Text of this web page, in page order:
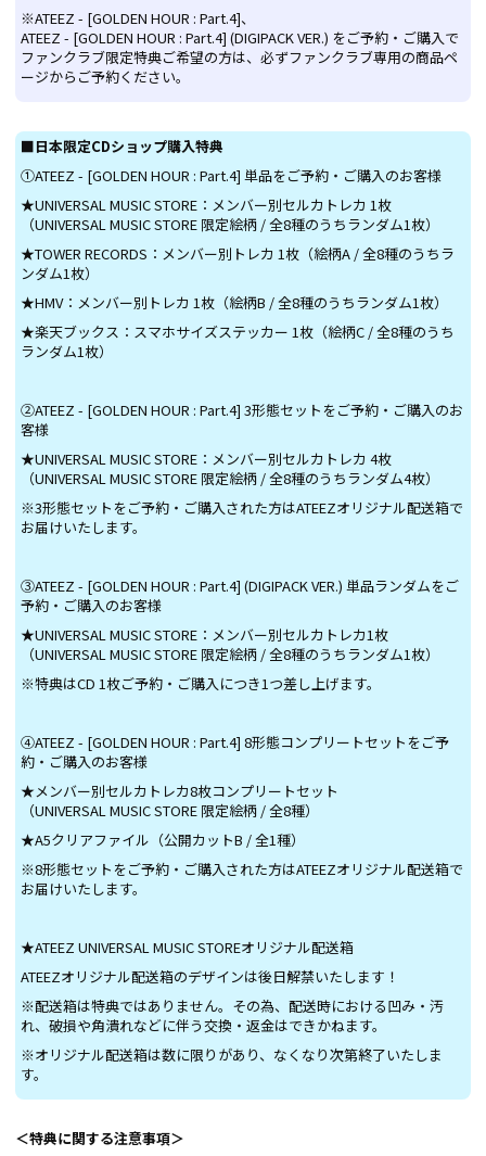
※ATEEZ - [GOLDEN HOUR : Part.4]、
ATEEZ - [GOLDEN HOUR : Part.4] (DIGIPACK VER.) をご予約・ご購入で
ファンクラブ限定特典ご希望の方は、必ずファンクラブ専用の商品ペ
ージからご予約ください。
■日本限定CDショップ購入特典
①ATEEZ - [GOLDEN HOUR : Part.4] 単品をご予約・ご購入のお客様
★UNIVERSAL MUSIC STORE：メンバー別セルカトレカ 1枚
（UNIVERSAL MUSIC STORE 限定絵柄 / 全8種のうちランダム1枚）
★TOWER RECORDS：メンバー別トレカ 1枚（絵柄A / 全8種のうちラ
ンダム1枚）
★HMV：メンバー別トレカ 1枚（絵柄B / 全8種のうちランダム1枚）
★楽天ブックス：スマホサイズステッカー 1枚（絵柄C / 全8種のうち
ランダム1枚）
②ATEEZ - [GOLDEN HOUR : Part.4] 3形態セットをご予約・ご購入のお
客様
★UNIVERSAL MUSIC STORE：メンバー別セルカトレカ 4枚
（UNIVERSAL MUSIC STORE 限定絵柄 / 全8種のうちランダム4枚）
※3形態セットをご予約・ご購入された方はATEEZオリジナル配送箱で
お届けいたします。
③ATEEZ - [GOLDEN HOUR : Part.4] (DIGIPACK VER.) 単品ランダムをご
予約・ご購入のお客様
★UNIVERSAL MUSIC STORE：メンバー別セルカトレカ1枚
（UNIVERSAL MUSIC STORE 限定絵柄 / 全8種のうちランダム1枚）
※特典はCD 1枚ご予約・ご購入につき1つ差し上げます。
④ATEEZ - [GOLDEN HOUR : Part.4] 8形態コンプリートセットをご予
約・ご購入のお客様
★メンバー別セルカトレカ8枚コンプリートセット
（UNIVERSAL MUSIC STORE 限定絵柄 / 全8種）
★A5クリアファイル（公開カットB / 全1種）
※8形態セットをご予約・ご購入された方はATEEZオリジナル配送箱で
お届けいたします。
★ATEEZ UNIVERSAL MUSIC STOREオリジナル配送箱
ATEEZオリジナル配送箱のデザインは後日解禁いたします！
※配送箱は特典ではありません。その為、配送時における凹み・汚
れ、破損や角潰れなどに伴う交換・返金はできかねます。
※オリジナル配送箱は数に限りがあり、なくなり次第終了いたしま
す。
＜特典に関する注意事項＞